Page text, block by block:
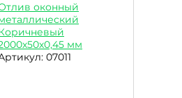
оконный
мм
07011